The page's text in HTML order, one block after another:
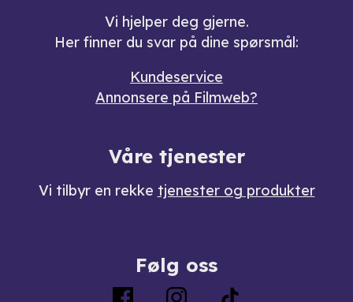
Vi hjelper deg gjerne.
Her finner du svar på dine spørsmål:
Kundeservice
Annonsere på Filmweb?
Våre tjenester
Vi tilbyr en rekke tjenester og produkter
Følg oss